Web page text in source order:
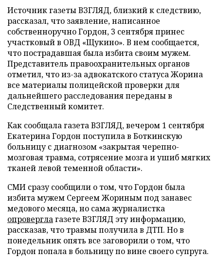
Источник газеты ВЗГЛЯД, близкий к следствию,
рассказал, что заявление, написанное
собственноручно Гордон, 3 сентября принес
участковый в ОВД «Щукино». В нем сообщается,
что пострадавшая была избита своим мужем.
Представитель правоохранительных органов
отметил, что из-за адвокатского статуса Жорина
все материалы полицейской проверки для
дальнейшего расследования переданы в
Следственный комитет.
Как сообщала газета ВЗГЛЯД, вечером 1 сентября
Екатерина Гордон поступила в Боткинскую
больницу с диагнозом «закрытая черепно-
мозговая травма, сотрясение мозга и ушиб мягких
тканей левой теменной области».
СМИ сразу сообщили о том, что Гордон была
избита мужем Сергеем Жориным под занавес
медового месяца, но сама журналистка
опроверглагазете ВЗГЛЯД эту информацию,
рассказав, что травмы получила в ДТП. Но в
понедельник опять все заговорили о том, что
Гордон попала в больницу по вине своего супруга.